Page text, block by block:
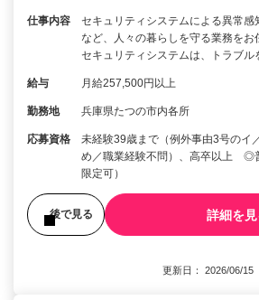
仕事内容
セキュリティシステムによる異常感
など、人々の暮らしを守る業務を
セキュリティシステムは、トラブ
給与 月給257,500円以上
勤務地 兵庫県たつの市内各所
応募資格
未経験39歳まで（例外事由3号のイ
め／職業経験不問）、高卒以上 ◎
限定可）
後で見る 詳細を見
更新日： 2026/06/